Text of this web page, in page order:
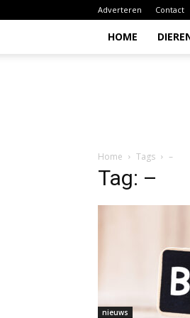
Adverteren Contact
HOME
Home Tags –
Tag: –
nieuws